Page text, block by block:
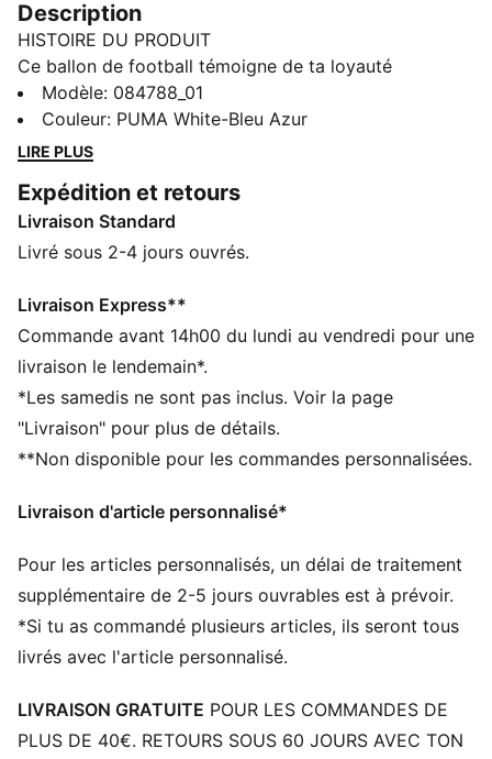
Description
HISTOIRE DU PRODUIT
Ce ballon de football témoigne de ta loyauté
indéfectible. Conçu pour la performance et pour
mettre en valeur les couleurs de ton équipe, il te
permet d'emmener ta passion sur le terrain. Pour
rencontre importante, ce ballon fait vivre l'esprit de
ton équipe à chaque tir. Célèbre ta loyauté et ta fierté
de fan match après match.
Construction à 32 panneaux pour une meilleure
rétention de la forme et une résistance optimale
Conception cousue à la machine pour des
Extérieur en TPU brillant pour un look stylé et un
toucher incroyable
Rétention d'air supérieure pour un toucher de ballon
Logos PUMA et Olympique de Marseille
Modèle: 084788_01
Couleur: PUMA White-Bleu Azur
LIRE PLUS
Expédition et retours
Livraison Standard
Livré sous 2-4 jours ouvrés.
Livraison Express**
Commande avant 14h00 du lundi au vendredi pour une
livraison le lendemain*.
*Les samedis ne sont pas inclus. Voir la page
"Livraison" pour plus de détails.
**Non disponible pour les commandes personnalisées.
Livraison d'article personnalisé*
Pour les articles personnalisés, un délai de traitement
supplémentaire de 2-5 jours ouvrables est à prévoir.
*Si tu as commandé plusieurs articles, ils seront tous
livrés avec l'article personnalisé.
LIVRAISON GRATUITE POUR LES COMMANDES DE
PLUS DE 40€. RETOURS SOUS 60 JOURS AVEC TON